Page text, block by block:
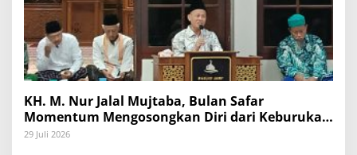
KH. M. Nur Jalal Mujtaba, Bulan Safar
Momentum Mengosongkan Diri dari Keburukan
dan Mengisinya dengan Amal Kebaikan
29 Juli 2026